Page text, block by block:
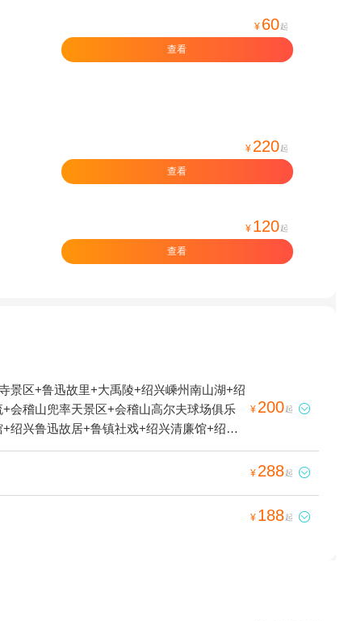
¥ 60 起
查看
¥ 220 起
查看
¥ 120 起
查看
景区+鲁迅故里+大禹陵+绍兴嵊州南山湖+绍
会稽山兜率天景区+会稽山高尔夫球场俱乐
绍兴鲁迅故居+鲁镇社戏+绍兴清廉馆+绍兴
¥ 200起 
¥ 288起 
¥ 188起 